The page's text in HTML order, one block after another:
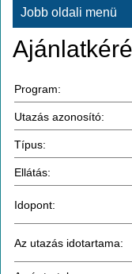
Jobb oldali menü
Program:
Utazás azonosító:
Típus:
Ellátás:
Idopont:
Az utazás idotartama: